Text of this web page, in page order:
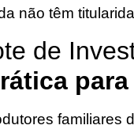
não têm
de
familiares